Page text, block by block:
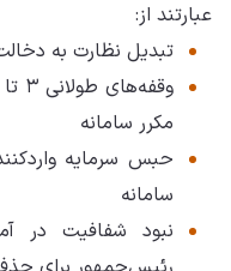
عبارتند از:
تبدیل نظارت به
مکرر سامانه
حبس سرمایه
سامانه
نبود شفافیت در